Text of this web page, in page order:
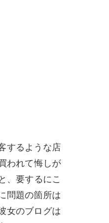
するような店
われて悔しが
、要するにこ
問題の箇所は
女のブログは